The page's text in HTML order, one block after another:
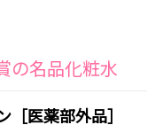
の名品化粧水
医薬部外品］